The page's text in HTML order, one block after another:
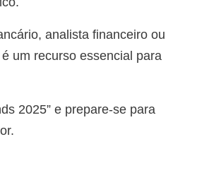
analista financeiro ou
um recurso essencial para
2025” e prepare-se para